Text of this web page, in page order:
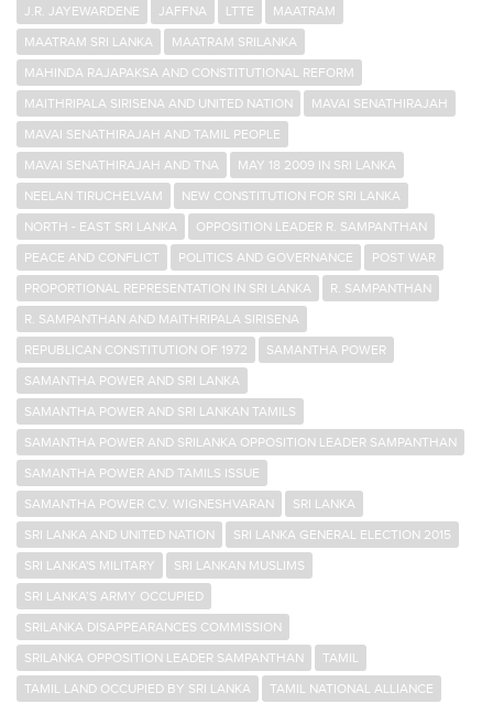
J.R. JAYEWARDENE JAFFNA LTTE
MAATRAM
MAATRAM SRI LANKA
MAATRAM SRILANKA
MAHINDA RAJAPAKSA AND CONSTITUTIONAL REFORM
MAITHRIPALA SIRISENA AND UNITED NATION
MAVAI SENATHIRAJAH
MAVAI SENATHIRAJAH AND TAMIL PEOPLE
MAVAI SENATHIRAJAH AND TNA
MAY 18 2009 IN SRI LANKA
NEELAN TIRUCHELVAM
NEW CONSTITUTION FOR SRI LANKA
NORTH - EAST SRI LANKA
OPPOSITION LEADER R. SAMPANTHAN
PEACE AND CONFLICT
POLITICS AND GOVERNANCE
POST WAR
PROPORTIONAL REPRESENTATION IN SRI LANKA
R. SAMPANTHAN
R. SAMPANTHAN AND MAITHRIPALA SIRISENA
REPUBLICAN CONSTITUTION OF 1972
SAMANTHA POWER
SAMANTHA POWER AND SRI LANKA
SAMANTHA POWER AND SRI LANKAN TAMILS
SAMANTHA POWER AND SRILANKA OPPOSITION LEADER SAMPANTHAN
SAMANTHA POWER AND TAMILS ISSUE
SAMANTHA POWER C.V. WIGNESHVARAN
SRI LANKA
SRI LANKA AND UNITED NATION
SRI LANKA GENERAL ELECTION 2015
SRI LANKA'S MILITARY
SRI LANKAN MUSLIMS
SRI LANKA’S ARMY OCCUPIED
SRILANKA DISAPPEARANCES COMMISSION
SRILANKA OPPOSITION LEADER SAMPANTHAN
TAMIL
TAMIL LAND OCCUPIED BY SRI LANKA
TAMIL NATIONAL ALLIANCE